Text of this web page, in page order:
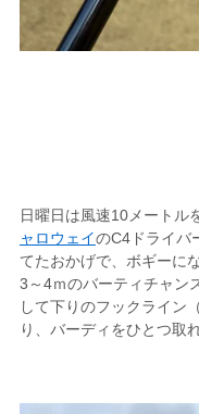
日曜日は風速10メートル
ャロウェイのC4ドライバ
てたおかげで、ボギーに
3～4ｍのバーティチャン
して下りのフックライン
り、バーディをひとつ取